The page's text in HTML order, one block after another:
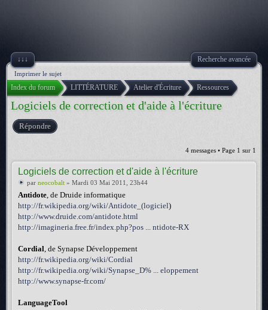
↓↓↓ Recherche avancée
Imprimer le sujet
Index du forum LITTÉRATURE Atelier d'Écriture Ressources
Logiciels de correction et d'aide à l'écriture
Répondre
4 messages • Page 1 sur 1
Logiciels de correction et d'aide à l'écriture
par neocobalt » Mardi 03 Mai 2011, 23h44
Antidote, de Druide informatique
http://fr.wikipedia.org/wiki/Antidote_(logiciel)
http://www.druide.com/antidote.html
http://imagineria.free.fr/index.php?pos ... ntidote-RX
Cordial, de Synapse Développement
http://fr.wikipedia.org/wiki/Cordial
http://fr.wikipedia.org/wiki/Synapse_D% ... eloppement
http://www.synapse-fr.com/
LanguageTool